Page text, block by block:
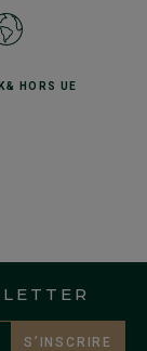
& HORS UE
S’INSCRIRE